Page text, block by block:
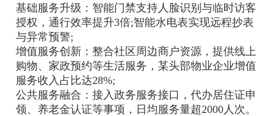
‌基础服务升级‌：智能门禁支持人脸识别与临时访客
授权，通行效率提升3倍;智能水电表实现远程抄表
与异常预警‌;
‌增值服务创新‌：整合社区周边商户资源，提供线上
购物、家政预约等生活服务，某头部物业企业增值
服务收入占比达28%‌;
‌公共服务融合‌：接入政务服务接口，代办居住证申
领、养老金认证等事项，日均服务量超2000人次‌。